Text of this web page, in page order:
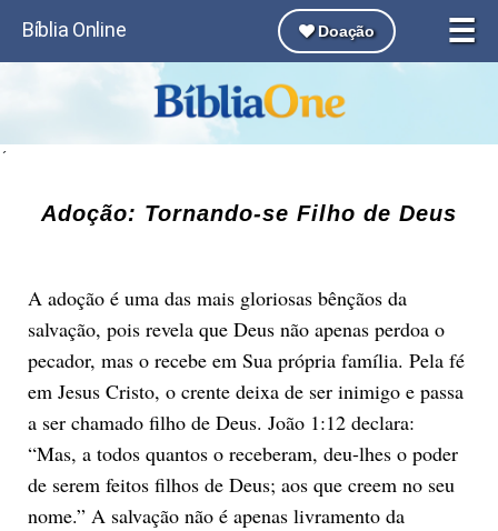
☰
Bíblia Online Doação
´
Adoção: Tornando-se Filho de Deus
A adoção é uma das mais gloriosas bênçãos da
salvação, pois revela que Deus não apenas perdoa o
pecador, mas o recebe em Sua própria família. Pela fé
em Jesus Cristo, o crente deixa de ser inimigo e passa
a ser chamado filho de Deus. João 1:12 declara:
“Mas, a todos quantos o receberam, deu-lhes o poder
de serem feitos filhos de Deus; aos que creem no seu
nome.” A salvação não é apenas livramento da